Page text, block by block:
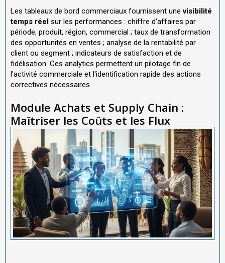
Les tableaux de bord commerciaux fournissent unevisibilité
temps réel sur les performances : chiffre d'affaires par
période, produit, région, commercial ; taux de transformation
des opportunités en ventes ; analyse de la rentabilité par
client ou segment ; indicateurs de satisfaction et de
fidélisation. Ces analytics permettent un pilotage fin de
l'activité commerciale et l'identification rapide des actions
correctives nécessaires.
Module Achats et Supply Chain :
Maîtriser les Coûts et les Flux